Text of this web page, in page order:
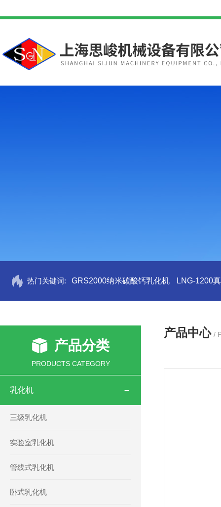
热门关键词: GRS2000纳米碳酸钙乳化机 LNG-1200
产品分类
PRODUCTS CATEGORY
乳化机
三级乳化机
实验室乳化机
管线式乳化机
卧式乳化机
产品中心 /